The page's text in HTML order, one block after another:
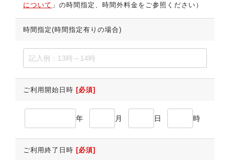
について 」の時間指定、時間外料金をご参照ください）
時間指定(時間指定有りの場合)
ご利用開始日時 [必須]
年 月 日 時
ご利用終了日時 [必須]